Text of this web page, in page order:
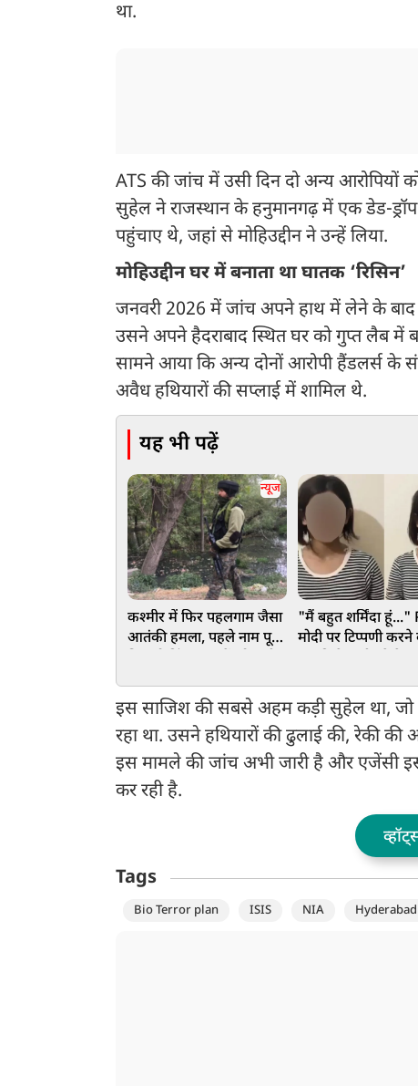
था.
ATS की जांच में उसी दिन दो अन्य
सुहेल ने राजस्थान के हनुमानगढ़ में एक डेड-
पहुंचाए थे, जहां से मोहिउद्दीन ने उन्हें लिया.
मोहिउद्दीन घर में बनाता था घातक ‘रिसिन’
जनवरी 2026 में जांच अपने हाथ में लेने के बाद
उसने अपने हैदराबाद स्थित घर को गुप्त लैब में
सामने आया कि अन्य दोनों आरोपी हैंडलर्स के
अवैध हथियारों की सप्लाई में शामिल थे.
यह भी पढ़ें
न्यूज
कश्मीर में फिर पहलगाम जैसा
आतंकी हमला, पहले नाम पूछा
"मैं बहुत शर्मिंदा हूं..."
मोदी पर टिप्पणी करने
इस साजिश की सबसे अहम कड़ी सुहेल था, जो
रहा था. उसने हथियारों की ढुलाई की, रेकी
इस मामले की जांच अभी जारी है और एजेंसी
कर रही है.
Tags
Bio Terror plan ISIS NIA Hyderabad